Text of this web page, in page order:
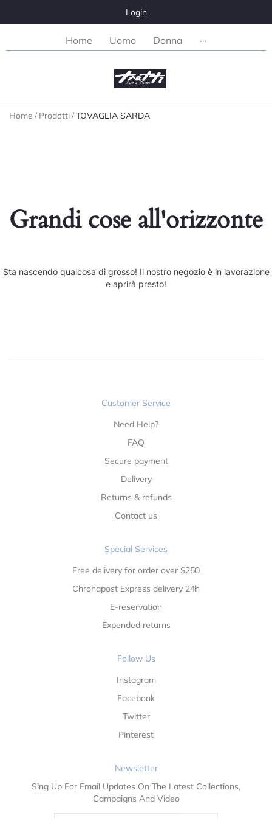
Login
Home Uomo Donna ···
Home / Prodotti/TOVAGLIA SARDA
Grandi cose all'orizzonte
Sta nascendo qualcosa di grosso! Il nostro negozio è in lavorazione
e aprirà presto!
Customer Service
Need Help?
FAQ
Secure payment
Delivery
Returns & refunds
Contact us
Special Services
Free delivery for order over $250
Chronapost Express delivery 24h
E-reservation
Expended returns
Follow Us
Instagram
Facebook
Twitter
Pinterest
Newsletter
Sing Up For Email Updates On The Latest Collections,
Campaigns And Video